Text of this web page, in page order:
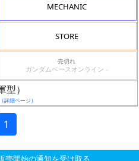
MECHANIC
STORE
売切れ
ガンダムベースオンライン -
）
（詳細ページ）
1
売開始の通知を受け取る